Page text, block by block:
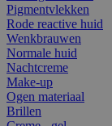
Pigmentvlekken
Rode reactive huid
Wenkbrauwen
Normale huid
Nachtcreme
Make-up
Ogen materiaal
Brillen